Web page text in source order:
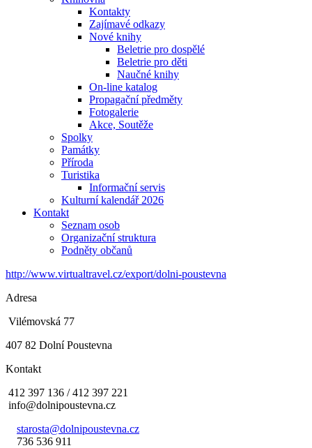
Kontakty
Zajímavé odkazy
Nové knihy
Beletrie pro dospělé
Beletrie pro děti
Naučné knihy
On-line katalog
Propagační předměty
Fotogalerie
Akce, Soutěže
Spolky
Památky
Příroda
Turistika
Informační servis
Kulturní kalendář 2026
Kontakt
Seznam osob
Organizační struktura
Podněty občanů
http://www.virtualtravel.cz/export/dolni-poustevna
Adresa
Vilémovská 77
407 82 Dolní Poustevna
Kontakt
412 397 136 / 412 397 221
info@dolnipoustevna.cz
starosta@dolnipoustevna.cz
736 536 911